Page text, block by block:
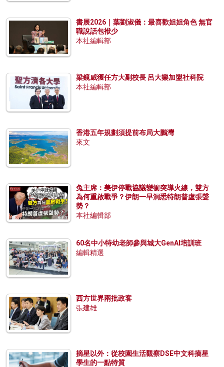
書展2026｜葉劉淑儀：最喜歡姐姐角色 無官
職說話包袱少
本社編輯部
梁鏡威獲任方大副校長 呂大樂加盟社科院
本社編輯部
香港五年規劃須提前布局大鵬灣
來文
兔主席：美伊停戰協議變衝突導火線，雙方
為何重啟戰爭？伊朗一早洞悉特朗普虛張聲
勢？
本社編輯部
60名中小特幼老師參與城大GenAI培訓班
編輯精選
西方世界兩批政客
張建雄
摘星以外：從校園生活觀察DSE中文科摘星
學生的一點特質